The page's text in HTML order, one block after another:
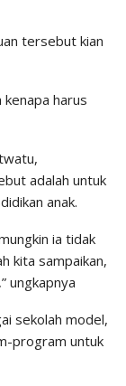
tersebut kian
kenapa harus
adalah untuk
anak.
ia tidak
kita sampaikan,
ungkapnya
sekolah model,
program untuk